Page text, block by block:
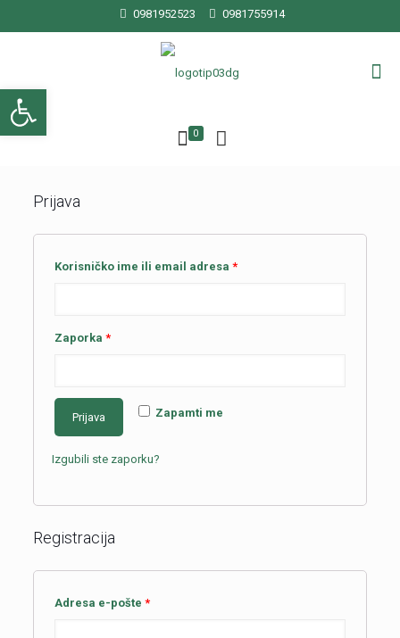
0981952523 0981755914
0
Prijava
Korisničko ime ili email adresa *
Zaporka *
Zapamti me
Prijava
Izgubili ste zaporku?
Registracija
Adresa e-pošte *
Open toolbar